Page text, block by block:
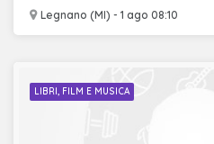
Legnano (MI) - 1 ago 08:10
LIBRI, FILM E MUSICA